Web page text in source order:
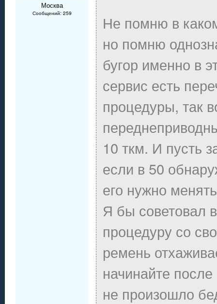
Москва
Сообщений: 259
Не помню в
но помню
бугор именно в
сервис есть
процедуры, так
10 ткм. И пусть
если в 50
его нужно
Я бы советовал
процедуру со
ремень
начинайте
не произошло